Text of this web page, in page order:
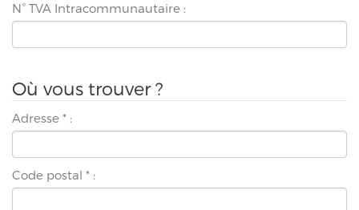
N° TVA Intracommunautaire :
Où vous trouver ?
Adresse * :
Code postal * :